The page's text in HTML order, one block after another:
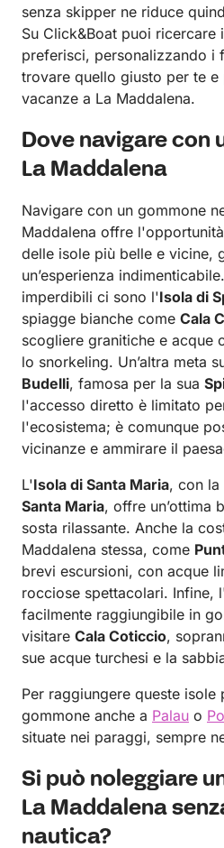
senza skipper ne riduce
Su Click&Boat puoi ricercare
preferisci, personalizzando i
trovare quello giusto per te e
vacanze a La Maddalena.
Dove navigare con
La Maddalena
Navigare con un gommone
Maddalena offre
delle isole più belle e vicine,
un’esperienza
imperdibili ci sono l'Isola di
spiagge bianche come Cala
scogliere granitiche e acque
lo snorkeling. Un’altra meta
Budelli, famosa per la sua
l'accesso diretto è limitato
l'ecosistema; è comunque
vicinanze e ammirare il
L'Isola di Santa Maria, con la
Santa Maria, offre un’ottima
sosta rilassante. Anche la
Maddalena stessa, come
brevi escursioni, con acque
rocciose spettacolari. Infine,
facilmente raggiungibile in
visitare Cala Coticcio,
sue acque turchesi e la
Per raggiungere queste
gommone anche a Palau o
situate nei paraggi, sempre
Si può noleggiare
La Maddalena
nautica?